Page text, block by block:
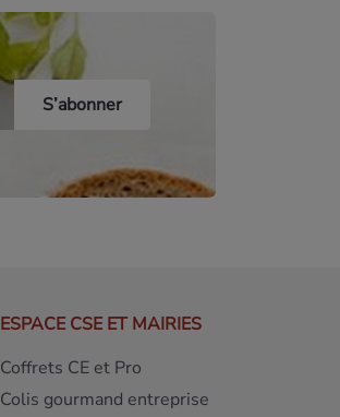
ESPACE CSE ET MAIRIES
Coffrets CE et Pro
Colis gourmand entreprise